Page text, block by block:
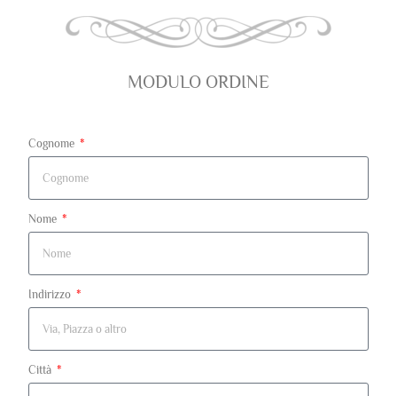
MODULO ORDINE
Cognome
Nome
Indirizzo
Città